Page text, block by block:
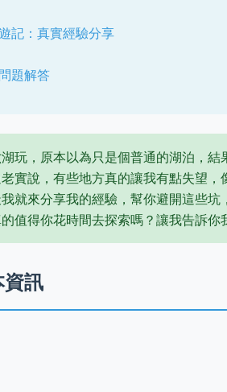
記：真實經驗分享
題解答
玩，原本以為只是個普通的湖泊，
實說，有些地方真的讓我有點失望
就來分享我的經驗，幫你避開這些
值得你花時間去探索嗎？讓我告訴你
資訊